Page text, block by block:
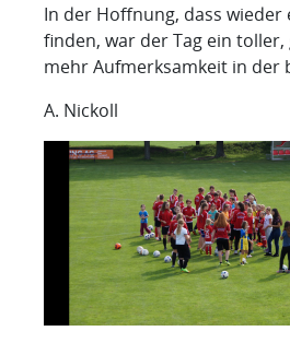
In der Hoffnung, dass
finden, war der Tag ein
mehr Aufmerksamkeit in
A. Nickoll